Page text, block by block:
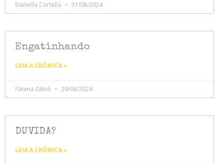
Daniella Cortella 31/08/2024
Engatinhando
LEIA A CRÔNICA »
Fátima Gilioli 29/08/2024
DUVIDA?
LEIA A CRÔNICA »